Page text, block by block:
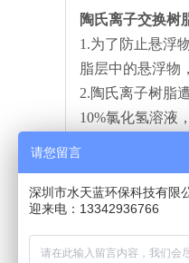
陶氏离子交换树
1.为了防止悬浮
脂层中的悬浮物
2.陶氏离子树脂
10%氯化氢溶液
本文由水天蓝
陶氏
请您留言
深圳市水天蓝环保科技有限
迎来电：13342936766